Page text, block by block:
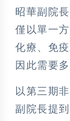
昭華副院
僅以單一
化療、免
因此需要
以第三期
副院長提